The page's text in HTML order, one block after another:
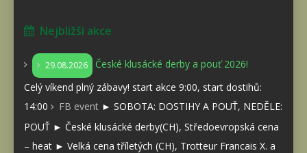
Nejbližší akce
29.08.2026
České klusácké derby a pouť 2026!
Celý víkend plný zábavy! start akce 9:00, start dostihů:
14:00
FB event ► SOBOTA: DOSTIHY A POUŤ, NEDĚLE:
POUŤ ► České klusácké derby(CH), Středoevropská cena
– heat ► Velká cena tříletých (CH), Trotteur Francais X. a